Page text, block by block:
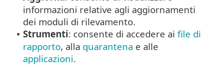
informazioni relative agli aggiornamenti
dei moduli di rilevamento.
• Strumenti: consente di accedere ai file di
rapporto, alla quarantena e alle
applicazioni.